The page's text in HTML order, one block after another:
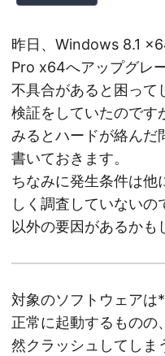
昨日、Windows 8.1
Pro x64へアップグレ
不具合があると困って
検証をしていたのです
みるとハードが絡んだ
書いておきます。
ちなみに発生条件は他
しく調査していない
以外の要因があるかも
対象のソフトウェアは
正常に起動するものの
然クラッシュしてしま